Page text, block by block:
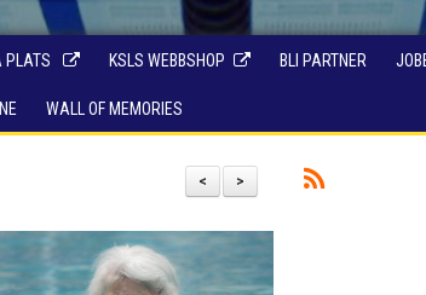
PLATS KSLS WEBBSHOP BLI PARTNER
WALL OF MEMORIES
>
<